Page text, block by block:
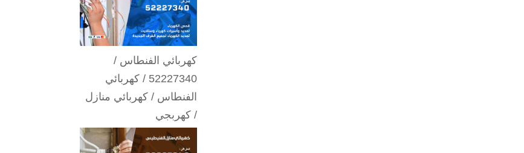
كهربائي الفنطاس /
52227340 / كهربائي
الفنطاس / كهربائي منازل
/ كهربجي